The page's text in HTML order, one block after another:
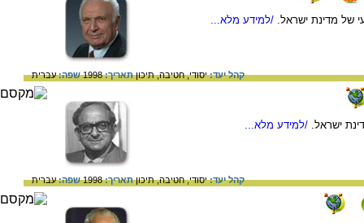
של מדינת ישראל. /למידע מלא...
קהל יעד:יסודי,חטיבה,תיכוןתאריך:1998 שפה:עברית
ישראל. /למידע מלא...
קהל יעד:יסודי,חטיבה,תיכוןתאריך:1998 שפה:עברית